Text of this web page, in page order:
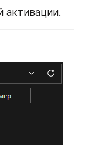
активации.